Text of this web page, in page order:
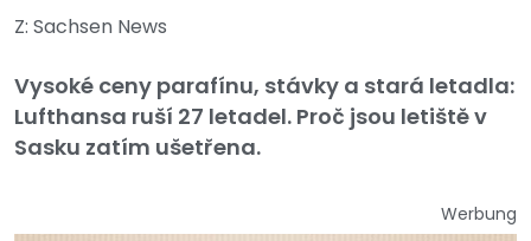
Z: Sachsen News
Vysoké ceny parafínu, stávky a stará letadla:
Lufthansa ruší 27 letadel. Proč jsou letiště v
Sasku zatím ušetřena.
Werbung